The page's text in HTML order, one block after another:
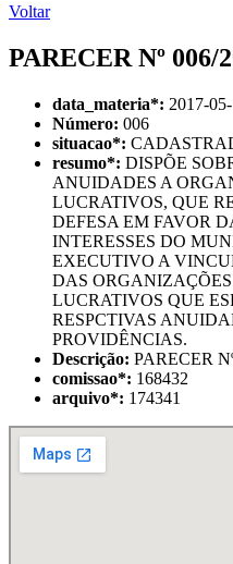
Voltar
PARECER Nº 006/
data_materia*: 2017-
Número: 006
situacao*:
resumo*: DISPÕE
ANUIDADES A
LUCRATIVOS, QUE
DEFESA EM FAVOR
INTERESSES DO
EXECUTIVO A
DAS
LUCRATIVOS QUE
RESPCTIVAS
PROVIDÊNCIAS.
Descrição: PARECER
comissao*: 168432
arquivo*: 174341